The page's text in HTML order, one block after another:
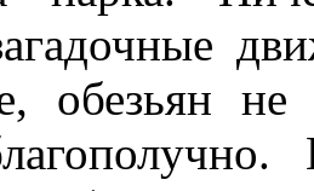
обезьян